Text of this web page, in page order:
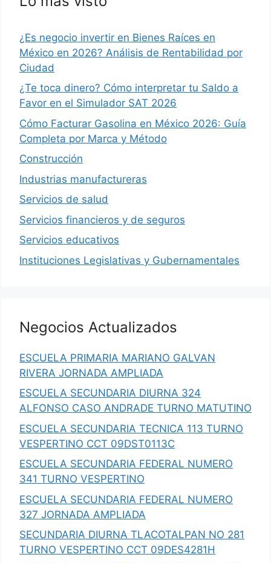
¿Es negocio invertir en Bienes Raíces en
México en 2026? Análisis de Rentabilidad por
Ciudad
¿Te toca dinero? Cómo interpretar tu Saldo a
Favor en el Simulador SAT 2026
Cómo Facturar Gasolina en México 2026: Guía
Completa por Marca y Método
Construcción
Industrias manufactureras
Servicios de salud
Servicios financieros y de seguros
Servicios educativos
Instituciones Legislativas y Gubernamentales
Negocios Actualizados
ESCUELA PRIMARIA MARIANO GALVAN
RIVERA JORNADA AMPLIADA
ESCUELA SECUNDARIA DIURNA 324
ALFONSO CASO ANDRADE TURNO MATUTINO
ESCUELA SECUNDARIA TECNICA 113 TURNO
VESPERTINO CCT 09DST0113C
ESCUELA SECUNDARIA FEDERAL NUMERO
341 TURNO VESPERTINO
ESCUELA SECUNDARIA FEDERAL NUMERO
327 JORNADA AMPLIADA
SECUNDARIA DIURNA TLACOTALPAN NO 281
TURNO VESPERTINO CCT 09DES4281H